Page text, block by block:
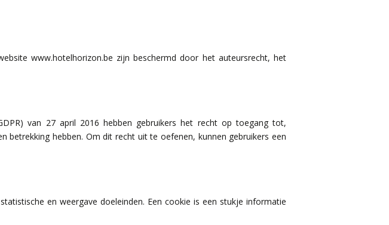
www.hotelhorizon.be zijn beschermd door het auteursrecht, het
van 27 april 2016 hebben gebruikers het recht op toegang tot,
betrekking hebben. Om dit recht uit te oefenen, kunnen gebruikers een
en weergave doeleinden. Een cookie is een stukje informatie